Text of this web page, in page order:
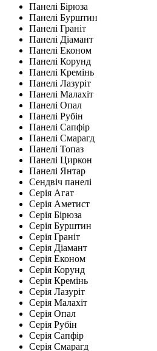
Панелі Бірюза
Панелі Бурштин
Панелі Граніт
Панелі Діамант
Панелі Економ
Панелі Корунд
Панелі Кремінь
Панелі Лазуріт
Панелі Малахіт
Панелі Опал
Панелі Рубін
Панелі Сапфір
Панелі Смарагд
Панелі Топаз
Панелі Циркон
Панелі Янтар
Сендвіч панелі
Серія Агат
Серія Аметист
Серія Бірюза
Серія Бурштин
Серія Граніт
Серія Діамант
Серія Економ
Серія Корунд
Серія Кремінь
Серія Лазуріт
Серія Малахіт
Серія Опал
Серія Рубін
Серія Сапфір
Серія Смарагд